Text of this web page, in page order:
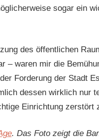
sogar ein
des öffentlichen
– waren mir die
Forderung der Stadt
dessen wirklich nur
Einrichtung
. Das Foto zeigt die